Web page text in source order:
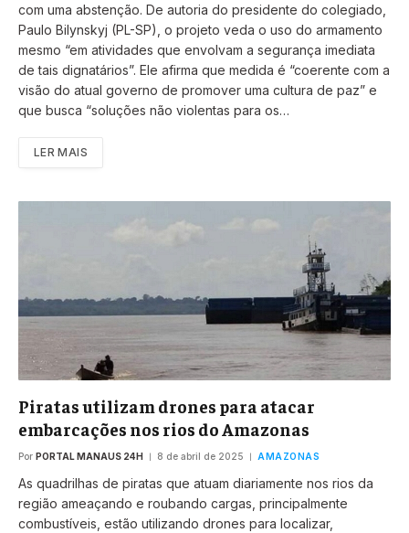
com uma abstenção. De autoria do presidente do colegiado,
Paulo Bilynskyj (PL-SP), o projeto veda o uso do armamento
mesmo “em atividades que envolvam a segurança imediata
de tais dignatários”. Ele afirma que medida é “coerente com a
visão do atual governo de promover uma cultura de paz” e
que busca “soluções não violentas para os…
LER MAIS
Piratas utilizam drones para atacar
embarcações nos rios do Amazonas
Por PORTAL MANAUS 24H 8 de abril de 2025 AMAZONAS
As quadrilhas de piratas que atuam diariamente nos rios da
região ameaçando e roubando cargas, principalmente
combustíveis, estão utilizando drones para localizar,